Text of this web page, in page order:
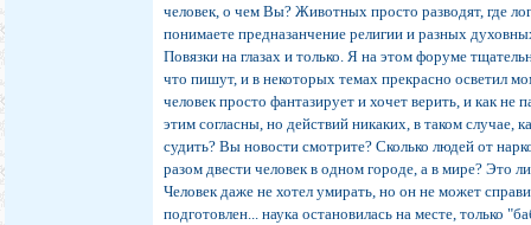
человек, о чем Вы? Животных просто разводят, где
понимаете предназанчение религии и разных
Повязки на глазах и только. Я на этом форуме
что пишут, и в некоторых темах прекрасно осветил
человек просто фантазирует и хочет верить, и как не
этим согласны, но действий никаких, в таком случае,
судить? Вы новости смотрите? Сколько людей от
разом двести человек в одном городе, а в мире? Это
Человек даже не хотел умирать, но он не может
подготовлен... наука остановилась на месте, только